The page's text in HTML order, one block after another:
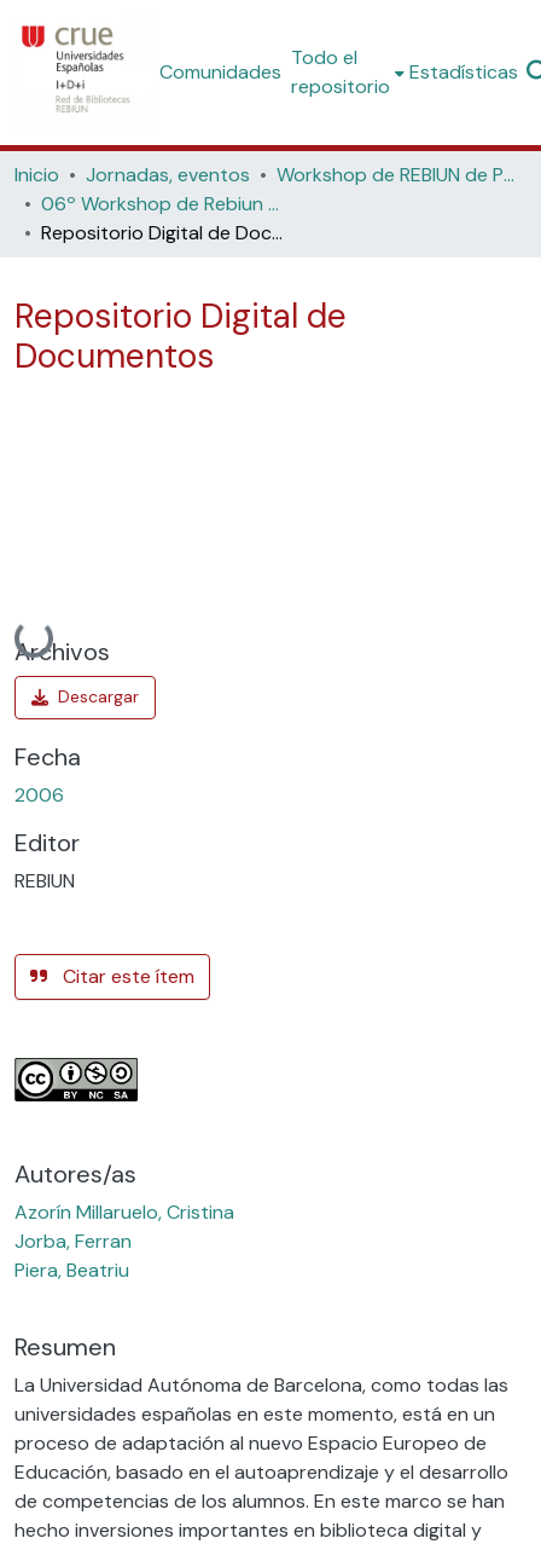
Comunidades
Todo el
repositorio
Estadísticas
Inicio Jornadas, eventos
Workshop de REBIUN de Proyectos Digitales
06º Workshop de Rebiun de Proyectos Digitales: Las Bibliotecas Digitales en el espacio global compartido (Universidad de Madrid,2006)
Repositorio Digital de Documentos
Repositorio Digital de
Documentos
Cargando...
Archivos
Fecha
2006
Editor
REBIUN
Citar este ítem
Autores/as
Azorín Millaruelo, Cristina
Jorba, Ferran
Piera, Beatriu
Resumen
La Universidad Autónoma de Barcelona, como todas las
universidades españolas en este momento, está en un
proceso de adaptación al nuevo Espacio Europeo de
Educación, basado en el autoaprendizaje y el desarrollo
de competencias de los alumnos. En este marco se han
hecho inversiones importantes en biblioteca digital y